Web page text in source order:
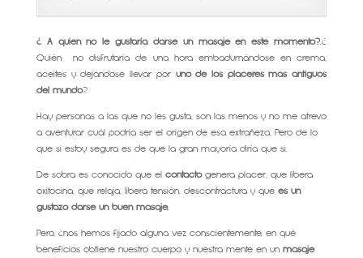
¿ A quién no le gustaría darse un masaje en este momento?,¿
Quién no disfrutaría de una hora embadurnándose en crema,
aceites y dejándose llevar por uno de los placeres más antiguos
del mundo?
Hay personas a las que no les gusta, son las menos y no me atrevo
a aventurar cuál podría ser el origen de esa extrañeza. Pero de lo
que si estoy segura es de que la gran mayoría diría que si.
De sobra es conocido que elcontactogenera placer, que libera
oxitocina, que relaja, libera tensión, descontractura y que es un
gustazo darse un buen masaje.
Pero, ¿nos hemos fijado alguna vez conscientemente, en qué
beneficios obtiene nuestro cuerpo y nuestra mente en un masaje